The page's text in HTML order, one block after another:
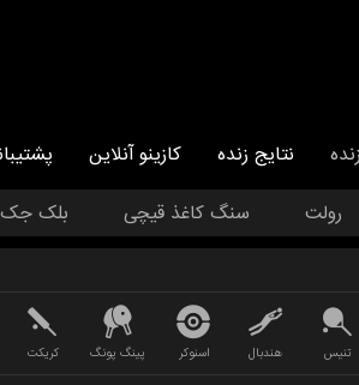
نتایج زنده کازینو آنلاین
رولت سنگ کاغذ قیچی بلک جک ۲۱
تنیس هندبال اسنوکر پینگ پونگ کریکت